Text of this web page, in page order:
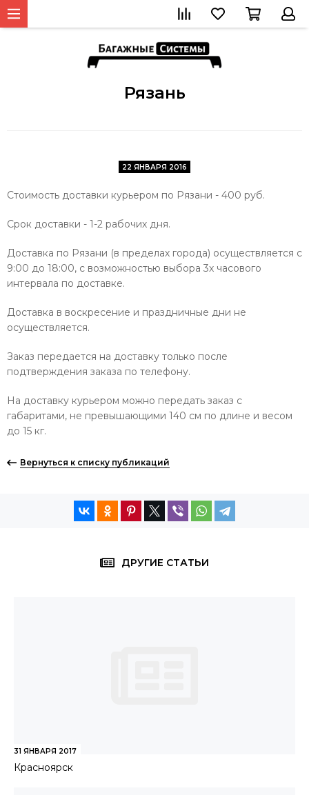
Рязань
22 ЯНВАРЯ 2016
Стоимость доставки курьером по Рязани - 400 руб.
Срок доставки - 1-2 рабочих дня.
Доставка по Рязани (в пределах города) осуществляется с
9:00 до 18:00, с возможностью выбора 3х часового
интервала по доставке.
Доставка в воскресение и праздничные дни не
осуществляется.
Заказ передается на доставку только после
подтверждения заказа по телефону.
На доставку курьером можно передать заказ с
габаритами, не превышающими 140 см по длине и весом
до 15 кг.
Вернуться к списку публикаций
ДРУГИЕ СТАТЬИ
31 ЯНВАРЯ 2017
Красноярск